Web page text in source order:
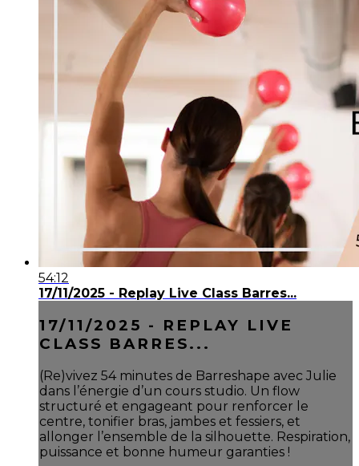
54:12
17/11/2025 - Replay Live Class Barres...
17/11/2025 - REPLAY LIVE
CLASS BARRES...
(Re)vivez 54 minutes de Barreshape avec Julie
dans l’énergie d’un cours studio. Un flow
structuré et engageant pour renforcer le
centre, tonifier bras, jambes et fessiers, et
allonger l’ensemble de la silhouette. Respiration,
puissance et bonne humeur garanties !